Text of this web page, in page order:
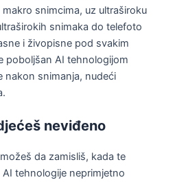
snimcima, uz ultraširoku
snimaka do telefoto
i živopisne pod svakim
poboljšan AI tehnologijom
nakon snimanja, nudeći
neviđeno
da zamisliš, kada te
tehnologije neprimjetno